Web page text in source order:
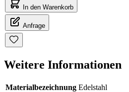
In den Warenkorb
Anfrage
Weitere Informationen
Materialbezeichnung Edelstahl